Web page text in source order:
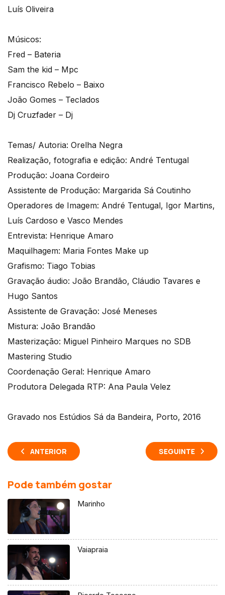
Luís Oliveira
Músicos:
Fred – Bateria
Sam the kid – Mpc
Francisco Rebelo – Baixo
João Gomes – Teclados
Dj Cruzfader – Dj
Temas/ Autoria: Orelha Negra
Realização, fotografia e edição: André Tentugal
Produção: Joana Cordeiro
Assistente de Produção: Margarida Sá Coutinho
Operadores de Imagem: André Tentugal, Igor Martins,
Luís Cardoso e Vasco Mendes
Entrevista: Henrique Amaro
Maquilhagem: Maria Fontes Make up
Grafismo: Tiago Tobias
Gravação áudio: João Brandão, Cláudio Tavares e
Hugo Santos
Assistente de Gravação: José Meneses
Mistura: João Brandão
Masterização: Miguel Pinheiro Marques no SDB
Mastering Studio
Coordenação Geral: Henrique Amaro
Produtora Delegada RTP: Ana Paula Velez
Gravado nos Estúdios Sá da Bandeira, Porto, 2016
ANTERIOR SEGUINTE
Pode também gostar
Marinho
Vaiapraia